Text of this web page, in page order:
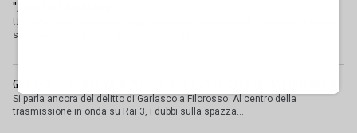
"JIHADISTA E NEONAZISTA"
Un sedicenne italiano di origini straniere, residente nel Comasco e finora
sconosciuto alle forze dell'ordine, &egra...
GARLASCO, "LA BIRRA MAI REPERTATA": ALTRO GIALLO, COSA SVELANO LE IMMAGINI
Si parla ancora del delitto di Garlasco a Filorosso. Al centro della
trasmissione in onda su Rai 3, i dubbi sulla spazza...